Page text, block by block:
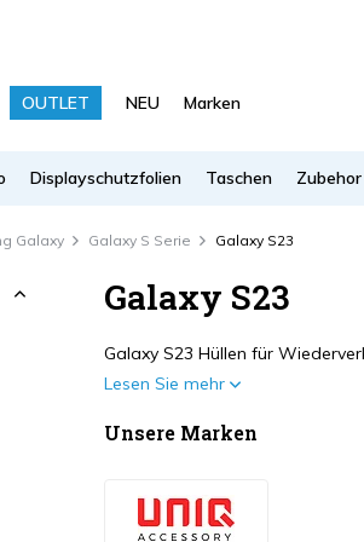
OUTLET NEU Marken
Displayschutzfolien Taschen Zubehor
Galaxy Galaxy S Serie Galaxy S23
Galaxy S23
Galaxy S23 Hüllen für
Lesen Sie mehr
Unsere Marken